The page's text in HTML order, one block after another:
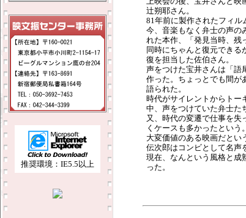
推奨環境：IE5.5以上
辻朔耶さん。
81年前に製作されたフィ
今、音楽もなく弁士の声の
れた本作、「発見当時、残
同時にちゃんと復元でき
復を担当した佐伯さん。
声をつけた宝井さんは「語
作った。ちょっとでも間が
語られた。
時代がサイレントからトー
中、声をつけていた弁士た
又、時代の変遷で仕事を失
くケースも多かったという。
大変価値のある映画だとい
伝次郎はコンビとして名声
現在、なんという風格と成
った。